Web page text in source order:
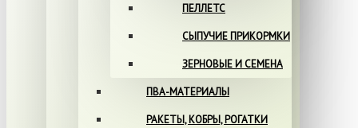
ПЕЛЛЕТС
СЫПУЧИЕ ПРИКОРМКИ
ЗЕРНОВЫЕ И СЕМЕНА
ПВА-МАТЕРИАЛЫ
РАКЕТЫ, КОБРЫ, РОГАТКИ